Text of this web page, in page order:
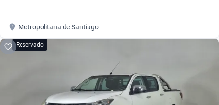
Metropolitana de Santiago
Reservado